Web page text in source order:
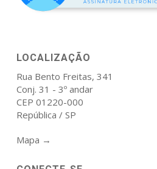
LOCALIZAÇÃO
Rua Bento Freitas, 341
Conj. 31 - 3º andar
CEP 01220-000
República / SP
Mapa →